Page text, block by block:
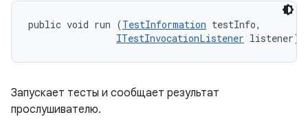
public void run (TestInformation testInfo,
ITestInvocationListener listener)
Запускает тесты и сообщает результат
прослушивателю.